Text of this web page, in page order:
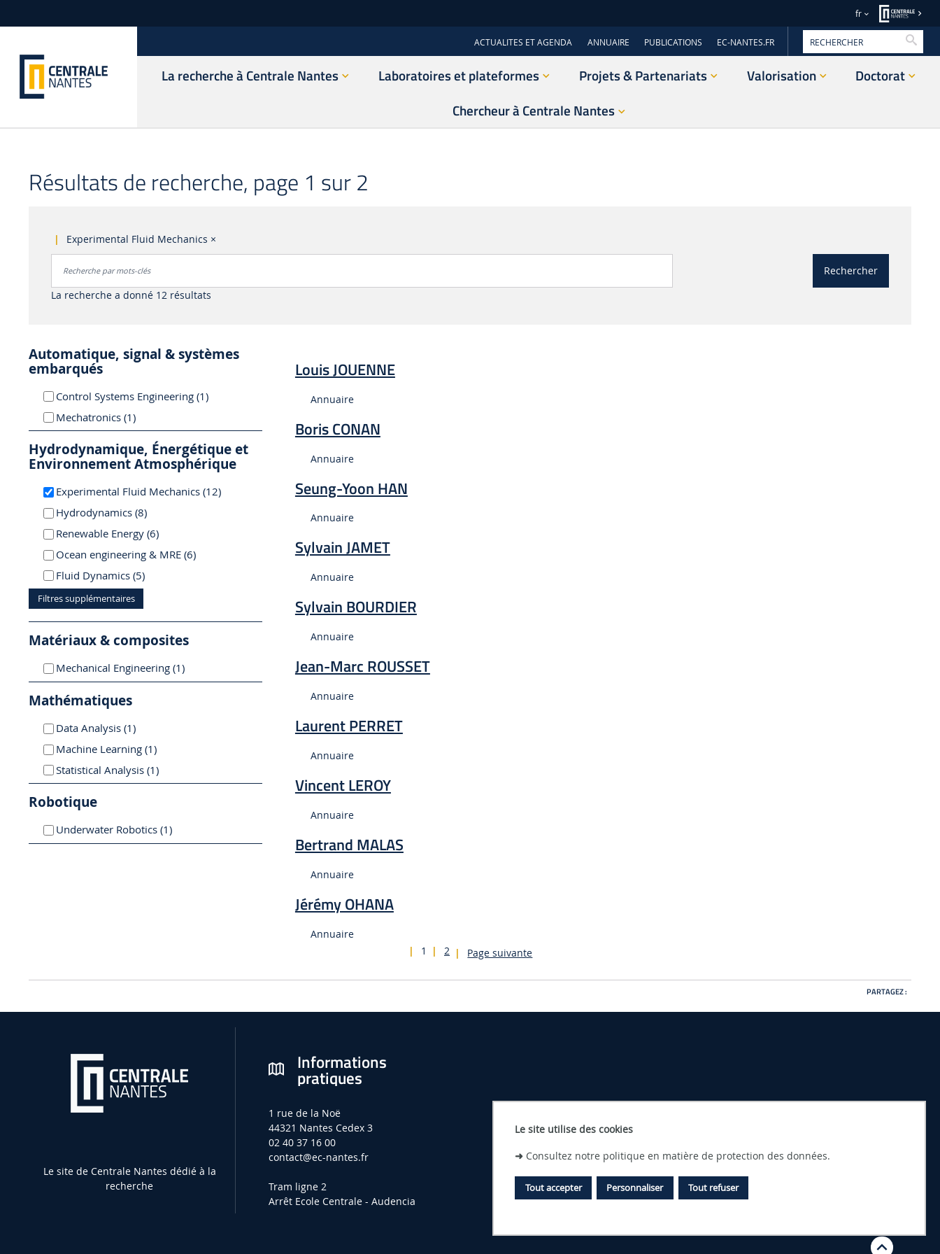
Le site utilise des cookies
➜ Consultez notre politique en matière de protection des données.
Tout accepter Tout refuser
Personnaliser
fr
ACTUALITES ET AGENDA ANNUAIRE PUBLICATIONS EC-NANTES.FR
La recherche à Centrale Nantes Laboratoires et plateformes Projets & Partenariats Valorisation
Doctorat
Chercheur à Centrale Nantes
Résultats de recherche, page 1 sur 2
Experimental Fluid Mechanics ×
Rechercher
La recherche a donné 12 résultats
Automatique, signal & systèmes
embarqués
Control Systems Engineering (1résultat
)
Mechatronics (1résultat
)
Hydrodynamique, Énergétique et
Environnement Atmosphérique
Experimental Fluid Mechanics (12résultats
)
Hydrodynamics (8résultats
)
Renewable Energy (6résultats
)
Ocean engineering & MRE (6résultats
)
Fluid Dynamics (5résultats
)
Filtres supplémentaires
Matériaux & composites
Mechanical Engineering (1résultat
)
Mathématiques
Data Analysis (1résultat
)
Machine Learning (1résultat
)
Statistical Analysis (1résultat
)
Robotique
Underwater Robotics (1résultat
)
Louis JOUENNE
Type :
Annuaire
Boris CONAN
Type :
Annuaire
Seung-Yoon HAN
Type :
Annuaire
Sylvain JAMET
Type :
Annuaire
Sylvain BOURDIER
Type :
Annuaire
Jean-Marc ROUSSET
Type :
Annuaire
Laurent PERRET
Type :
Annuaire
Vincent LEROY
Type :
Annuaire
Bertrand MALAS
Type :
Annuaire
Jérémy OHANA
Type :
Annuaire
1
2 Page suivante
PARTAGEZ :
Le site de Centrale Nantes dédié à la
recherche
Informations
pratiques
1 rue de la Noë
44321 Nantes Cedex 3
02 40 37 16 00
contact@ec-nantes.fr
Tram ligne 2
Arrêt Ecole Centrale - Audencia